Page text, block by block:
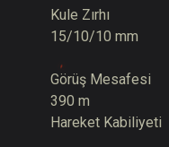
Kule Zırhı
15/10/10 mm
Görüş Mesafesi
390 m
Hareket Kabiliyeti